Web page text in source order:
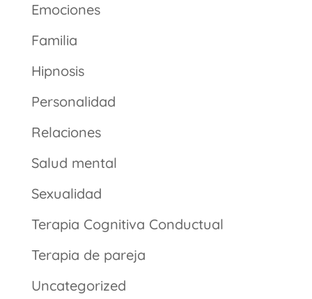
Emociones
Familia
Hipnosis
Personalidad
Relaciones
Salud mental
Sexualidad
Terapia Cognitiva Conductual
Terapia de pareja
Uncategorized